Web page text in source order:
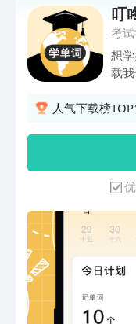
步
单
模
读
配
你
天
听
系
意
话
叮
考
想
载
完
通
量
子
以
时
励
学
随
断
试
人气下载榜